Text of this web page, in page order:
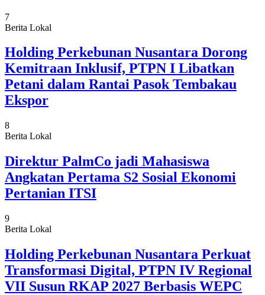
7
Berita Lokal
Holding Perkebunan Nusantara Dorong
Kemitraan Inklusif, PTPN I Libatkan
Petani dalam Rantai Pasok Tembakau
Ekspor
8
Berita Lokal
Direktur PalmCo jadi Mahasiswa
Angkatan Pertama S2 Sosial Ekonomi
Pertanian ITSI
9
Berita Lokal
Holding Perkebunan Nusantara Perkuat
Transformasi Digital, PTPN IV Regional
VII Susun RKAP 2027 Berbasis WEPC